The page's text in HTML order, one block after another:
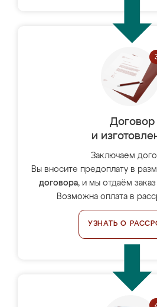
Договор
и
Заключаем
Вы вносите предоплату в
договора, и мы отдаём
Возможна оплата в
УЗНАТЬ О